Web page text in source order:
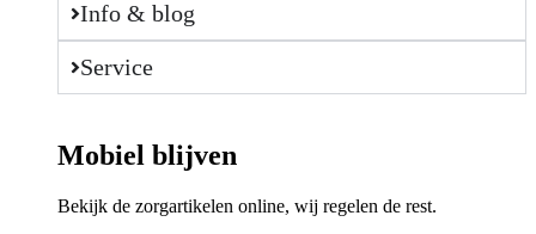
Info & blog
Service
Mobiel blijven
Bekijk de zorgartikelen online, wij regelen de rest.